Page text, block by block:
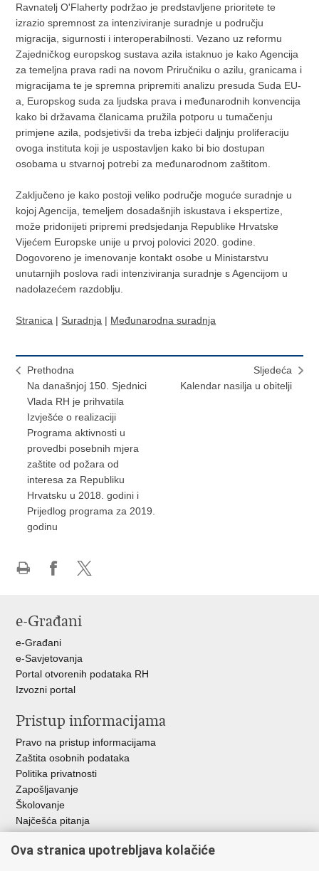
Ravnatelj O'Flaherty podržao je predstavljene prioritete te
izrazio spremnost za intenziviranje suradnje u području
migracija, sigurnosti i interoperabilnosti. Vezano uz reformu
Zajedničkog europskog sustava azila istaknuo je kako Agencija
za temeljna prava radi na novom Priručniku o azilu, granicama i
migracijama te je spremna pripremiti analizu presuda Suda EU-
a, Europskog suda za ljudska prava i međunarodnih konvencija
kako bi državama članicama pružila potporu u tumačenju
primjene azila, podsjetivši da treba izbjeći daljnju proliferaciju
ovoga instituta koji je uspostavljen kako bi bio dostupan
osobama u stvarnoj potrebi za međunarodnom zaštitom.
Zaključeno je kako postoji veliko područje moguće suradnje u
kojoj Agencija, temeljem dosadašnjih iskustava i ekspertize,
može pridonijeti pripremi predsjedanja Republike Hrvatske
Vijećem Europske unije u prvoj polovici 2020. godine.
Dogovoreno je imenovanje kontakt osobe u Ministarstvu
unutarnjih poslova radi intenziviranja suradnje s Agencijom u
nadolazećem razdoblju.
Stranica | Suradnja | Međunarodna suradnja
Prethodna
Na današnjoj 150. Sjednici
Vlada RH je prihvatila
Izvješće o realizaciji
Programa aktivnosti u
provedbi posebnih mjera
zaštite od požara od
interesa za Republiku
Hrvatsku u 2018. godini i
Prijedlog programa za 2019.
godinu
Sljedeća
Kalendar nasilja u obitelji
Facebooku
X-
e-Građani
e-Građani
e-Savjetovanja
Portal otvorenih podataka RH
Izvozni portal
Pristup informacijama
Pravo na pristup informacijama
Zaštita osobnih podataka
Politika privatnosti
Zapošljavanje
Školovanje
Najčešća pitanja
Važne poveznice
Ova stranica upotrebljava kolačiće